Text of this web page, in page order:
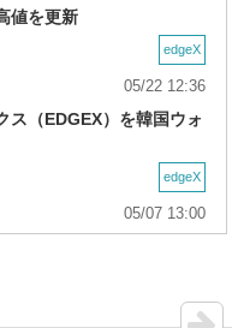
値を更新
edgeX
05/22 12:36
ス（EDGEX）を韓国ウォ
edgeX
05/07 13:00